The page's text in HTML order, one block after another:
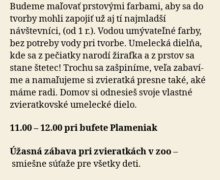
Budeme maľovať prstovými farbami, aby sa do
tvorby mohli zapojiť už aj tí najmladší
návštevníci, (od 1 r.). Vodou umývateľné farby,
bez potreby vody pri tvorbe. Umelecká dielňa,
kde sa z pečiatky narodí žirafka a z prstov sa
stane štetec! Trochu sa zašpiníme, veľa za­ba­ví­
me a namaľujeme si zvieratká presne také, aké
máme radi. Domov si odnesieš svoje vlastné
zvieratkovské umelecké dielo.
11.00 – 12.00 pri bufete Plameniak
Úžasná zábava pri zvieratkách v zoo–
smiešne súťaže pre všetky deti.